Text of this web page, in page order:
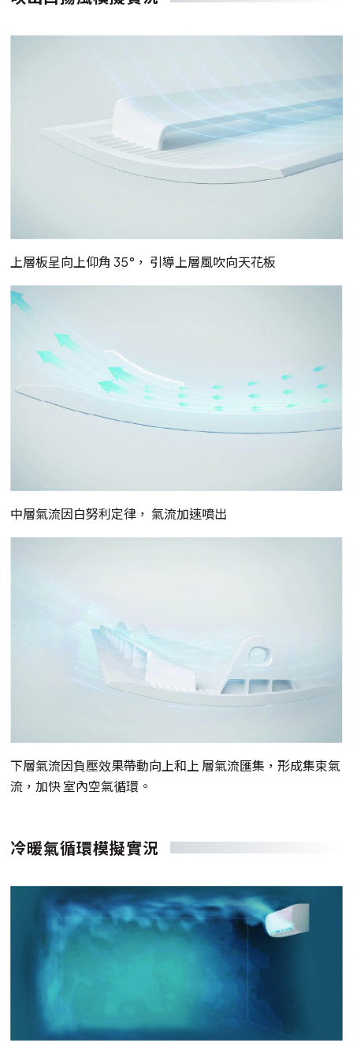
上層板呈向上仰角 35°， 引導上層風吹向天花板
中層氣流因白努利定律， 氣流加速噴出
下層氣流因負壓效果帶動向上和上 層氣流匯集，形成集束氣
流，加快 室內空氣循環。
冷暖氣循環模擬實況